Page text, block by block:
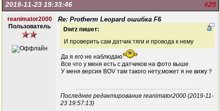
#25
2019-11-23 19:33:46
reanimator2000
Пользователь
Re: Protherm Leopard ошибка F6
Dwrz пишет:
И проверить сам датчик тяги и провода к нему
Да я его не наблюдаю
Все что у меня есть с датчиков на фото выше
У меня версия ВОV там такого нету,может я не вижу？
Последнее редактирование reanimator2000 (2019-11-
23 19:57:13)